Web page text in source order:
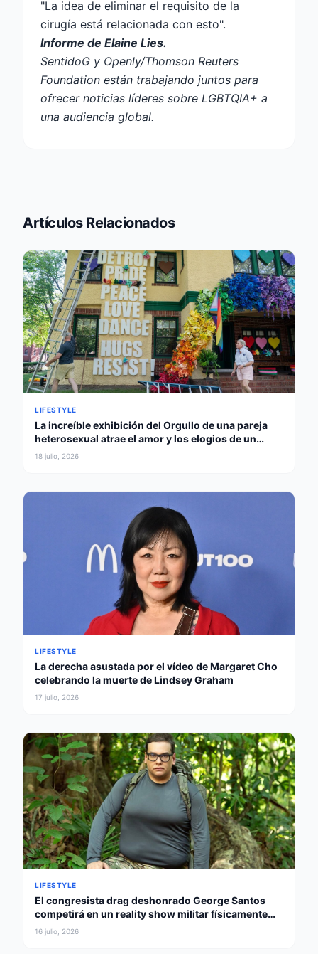
"La idea de eliminar el requisito de la
cirugía está relacionada con esto".
Informe de Elaine Lies.
SentidoG y Openly/Thomson Reuters
Foundation están trabajando juntos para
ofrecer noticias líderes sobre LGBTQIA+ a
una audiencia global.
Artículos Relacionados
LIFESTYLE
La increíble exhibición del Orgullo de una pareja
heterosexual atrae el amor y los elogios de un
gobernador
18 julio, 2026
LIFESTYLE
La derecha asustada por el vídeo de Margaret Cho
celebrando la muerte de Lindsey Graham
17 julio, 2026
LIFESTYLE
El congresista drag deshonrado George Santos
competirá en un reality show militar físicamente
intenso
16 julio, 2026